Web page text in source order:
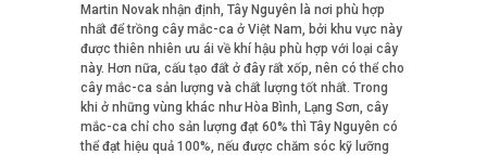
Martin Novak nhận định, Tây Nguyên là nơi phù hợp
nhất để trồng cây mắc-ca ở Việt Nam, bởi khu vực này
được thiên nhiên ưu ái về khí hậu phù hợp với loại cây
này. Hơn nữa, cấu tạo đất ở đây rất xốp, nên có thể cho
cây mắc-ca sản lượng và chất lượng tốt nhất. Trong
khi ở những vùng khác như Hòa Bình, Lạng Sơn, cây
mắc-ca chỉ cho sản lượng đạt 60% thì Tây Nguyên có
thể đạt hiệu quả 100%, nếu được chăm sóc kỹ lưỡng